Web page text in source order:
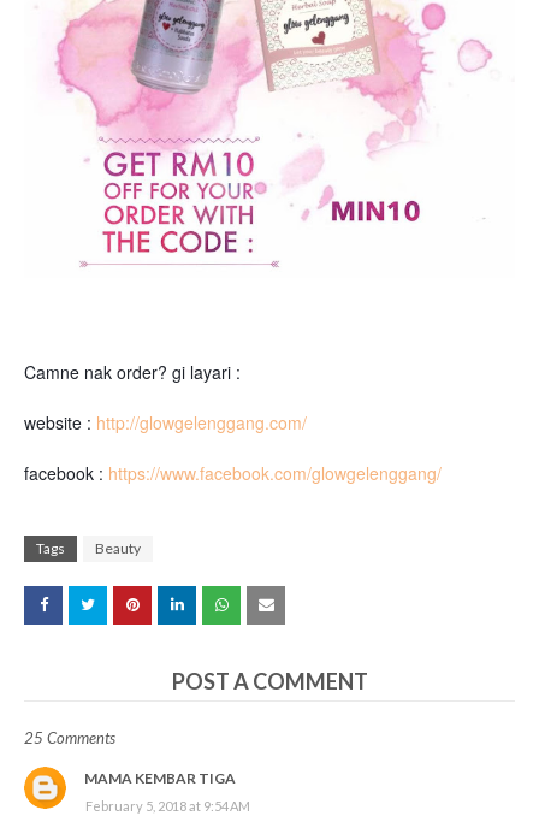
Camne nak order? gi layari :
website : http://glowgelenggang.com/
facebook : https://www.facebook.com/glowgelenggang/
Tags Beauty
POST A COMMENT
25 Comments
MAMA KEMBAR TIGA
February 5, 2018 at 9:54 AM